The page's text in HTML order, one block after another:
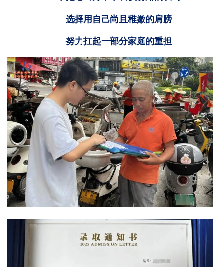
选择用自己尚且稚嫩的肩膀
努力扛起一部分家庭的重担